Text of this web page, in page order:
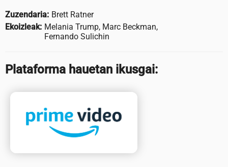
Zuzendaria: Brett Ratner
Ekoizleak: Melania Trump, Marc Beckman,
Fernando Sulichin
Plataforma hauetan ikusgai: